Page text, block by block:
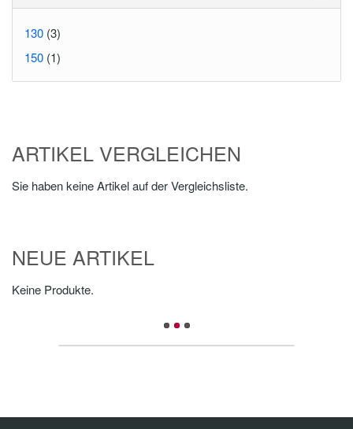
130 (3)
150 (1)
ARTIKEL VERGLEICHEN
Sie haben keine Artikel auf der Vergleichsliste.
NEUE ARTIKEL
Keine Produkte.